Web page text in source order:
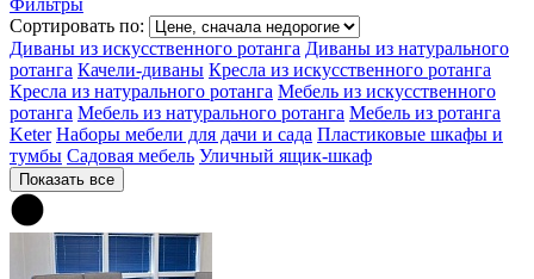
Сортировать по:
Диваны из искусственного ротанга Диваны из натурального
ротанга Качели-диваны Кресла из искусственного ротанга
Кресла из натурального ротанга Мебель из искусственного
ротанга Мебель из натурального ротанга Мебель из ротанга
Keter Наборы мебели для дачи и сада Пластиковые шкафы и
тумбы Садовая мебель Уличный ящик-шкаф
Показать все